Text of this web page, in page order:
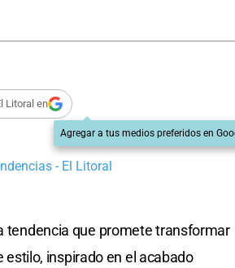
Litoral en
Agregar a tus medios preferidos en
- El Litoral
tendencia que promete transformar
estilo, inspirado en el acabado